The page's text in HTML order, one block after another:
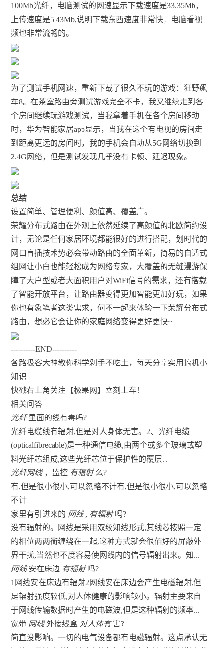
100Mb光纤，电脑测试的网速显示下载速度是33.35Mb，
上传速度是5.43Mb,说明下载东西速度非常快，电脑看视
频也非常流畅的。
为了测试手机网速，重新下载了很久不玩的游戏：狂野飙
车8。在茶室路由旁测试游戏完全不卡，我又继续走到各
个房间继续玩游戏测试，当我拿着手机在各个房间移动
时，华为智能家居app显示，当我在这个有电视的房间走
到距离更远的房间时，我的手机会自动从5G网络切换到
2.4G网络，但是测试发现几乎没有卡顿、延迟现象。
总结
设置简单、管理便利、颜值高、覆盖广。
荣耀分布式路由在外观上依然延续了高颜值的北欧简约设
计，无论是任何家居环境都能很好的进行搭配，划时代的
网口盲插技术势必会带动路由的全面革新，简易的自适式
组网让小白也能轻松成为网络专家，大覆盖的无缝漫游保
障了大户型或者大面积用户对WiFi信号的需求，还有搭载
了智能开放平台，让路由器变得更加智能更加好玩，如果
你也有象笔者这类需求，何不一起来体验一下荣耀分布式
路由，想必它会让你的家庭网络变得更好更快~
----------END----------
各路极客大神教你科学剁手不吃土，每天分享实用搞机小
知识
快戳右上角关注【极果网】立刻上车！
相关问答
光纤 里面的线有毒吗?
光纤电缆线有辐射,但是对人身体无害。2、光纤电缆
(opticalfibrecable)是一种通信电缆,由两个或多个玻璃或塑
料光纤芯组成,这些光纤芯位于保护性的覆层...
光纤网线 ，监控 有辐射么?
有,但是很小很小,可以忽略不计有,但是很小很小,可以忽略
不计
家里有引进来的 网线 , 有辐射 吗?
没有辐射的。网线是采用双绞知线形式,其线芯按照一定
的相位两两衟缠绕在一起,这种方式就会很佰好的屏蔽外
界干扰,当然也不度容易使网线内的信号辐射出来。知...
网线 安在床边 有辐射 吗?
1网线安在床边有辐射2网线安在床边会产生电磁辐射,但
是辐射强度较低,对人体健康的影响较小。辐射主要来自
于网线传输数据时产生的电磁波,但是这种辐射的频率...
宽带 网线外接线盒 对人体有害?
简直没影响。一切的电气设备都有电磁辐射。这点承认无